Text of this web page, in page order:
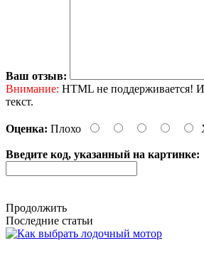
Ваш отзыв:
Внимание: HTML не поддерживается!
текст.
Оценка: Плохо
Введите код, указанный на картинке:
Продолжить
Последние статьи